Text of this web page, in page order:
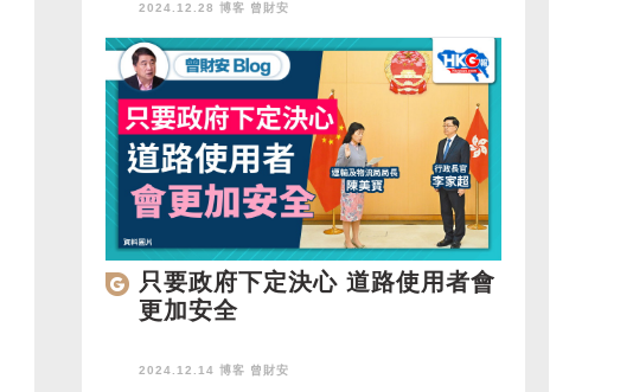
2024.12.28 博客 曾財安
只要政府下定決心 道路使用者會
更加安全
2024.12.14 博客 曾財安